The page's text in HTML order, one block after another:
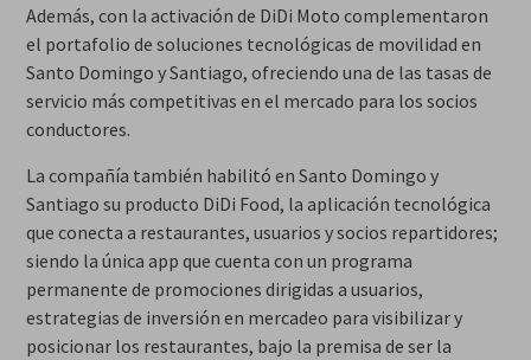
Además, con la activación de DiDi Moto complementaron
el portafolio de soluciones tecnológicas de movilidad en
Santo Domingo y Santiago, ofreciendo una de las tasas de
servicio más competitivas en el mercado para los socios
conductores.
La compañía también habilitó en Santo Domingo y
Santiago su producto DiDi Food, la aplicación tecnológica
que conecta a restaurantes, usuarios y socios repartidores;
siendo la única app que cuenta con un programa
permanente de promociones dirigidas a usuarios,
estrategias de inversión en mercadeo para visibilizar y
posicionar los restaurantes, bajo la premisa de ser la